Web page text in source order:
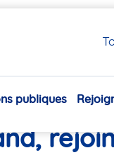
publiques